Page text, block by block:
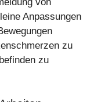
von
Anpassungen
zu
zu